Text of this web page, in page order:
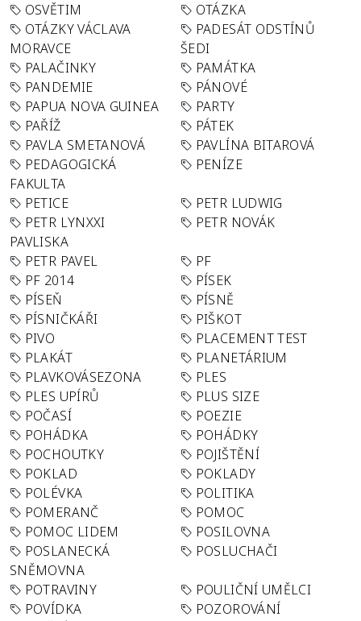
OSVĚTIM
OTÁZKA
OTÁZKY VÁCLAVA
MORAVCE
PADESÁT ODSTÍNŮ
ŠEDI
PALAČINKY
PAMÁTKA
PANDEMIE
PÁNOVÉ
PAPUA NOVA GUINEA
PARTY
PAŘÍŽ
PÁTEK
PAVLA SMETANOVÁ
PAVLÍNA BITAROVÁ
PEDAGOGICKÁ
FAKULTA
PENÍZE
PETICE
PETR LUDWIG
PETR LYNXXI
PAVLISKA
PETR NOVÁK
PETR PAVEL
PF
PF 2014
PÍSEK
PÍSEŇ
PÍSNĚ
PÍSNIČKÁŘI
PIŠKOT
PIVO
PLACEMENT TEST
PLAKÁT
PLANETÁRIUM
PLAVKOVÁSEZONA
PLES
PLES UPÍRŮ
PLUS SIZE
POČASÍ
POEZIE
POHÁDKA
POHÁDKY
POCHOUTKY
POJIŠTĚNÍ
POKLAD
POKLADY
POLÉVKA
POLITIKA
POMERANČ
POMOC
POMOC LIDEM
POSILOVNA
POSLANECKÁ
SNĚMOVNA
POSLUCHAČI
POTRAVINY
POULIČNÍ UMĚLCI
POVÍDKA
POZOROVÁNÍ